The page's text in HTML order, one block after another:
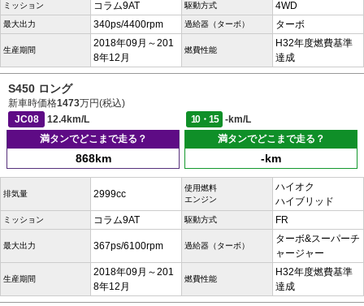
ミッション コラム9AT 駆動方式 4WD
最大出力 340ps/4400rpm 過給器（ターボ） ターボ
生産期間
2018年09月～201
8年12月
燃費性能
H32年度燃費基準
達成
S450 ロング
新車時価格1473万円(税込)
JC08
12.4km/L 10・15
-km/L
満タンでどこまで走る？
868km
満タンでどこまで走る？
-km
排気量 2999cc
使用燃料
エンジン
ハイオク
ハイブリッド
ミッション コラム9AT 駆動方式 FR
最大出力 367ps/6100rpm 過給器（ターボ）
ターボ&スーパーチ
ャージャー
生産期間
2018年09月～201
8年12月
燃費性能
H32年度燃費基準
達成